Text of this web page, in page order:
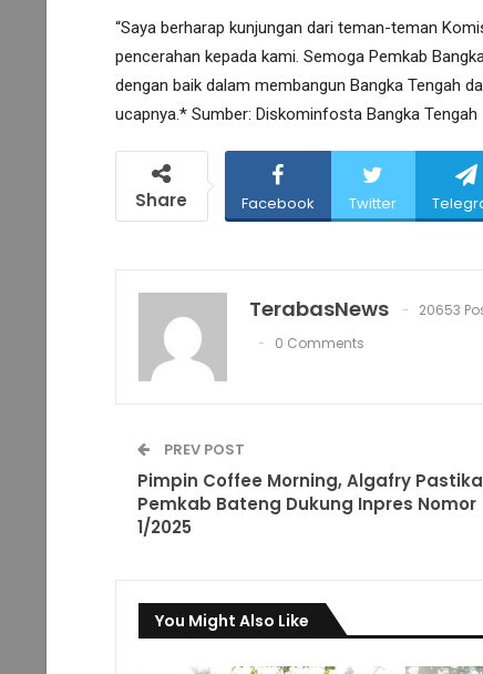
“Saya berharap kunjungan dari teman-teman
pencerahan kepada kami. Semoga Pemkab
dengan baik dalam membangun Bangka Tengah
ucapnya.* Sumber: Diskominfosta Bangka Tengah
Share Facebook Twitter
TerabasNews
20653
0 Comments
PREV POST
Pimpin Coffee Morning, Algafry
Pemkab Bateng Dukung Inpres Nomor
1/2025
You Might Also Like